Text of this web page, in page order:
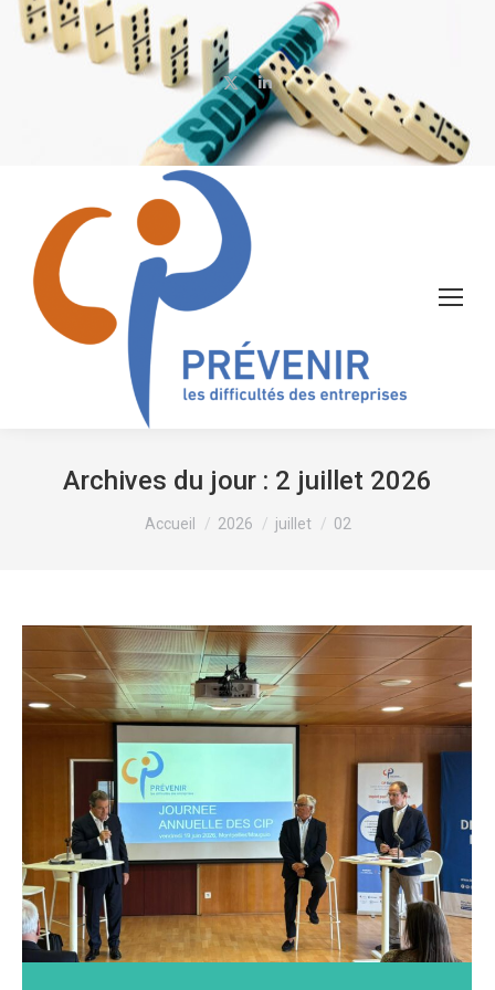
X
page
opens
in
window
LinkedIn
page
opens
Archives du jour : 2 juillet 2026
Vous êtes ici :
Accueil 2026 juillet 02